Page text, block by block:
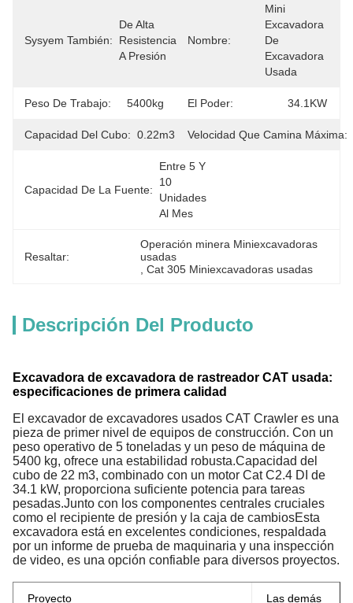
Sysyem También:
De Alta
Resistencia
A Presión
Nombre:
Mini
Excavadora
De
Excavadora
Usada
Peso De Trabajo: 5400kg El Poder: 34.1KW
Capacidad Del Cubo: 0.22m3 Velocidad Que Camina Máxima:
Capacidad De La Fuente:
Entre 5 Y
10
Unidades
Al Mes
Resaltar:
Operación minera Miniexcavadoras
usadas
, Cat 305 Miniexcavadoras usadas
Descripción Del Producto
Excavadora de excavadora de rastreador CAT usada:
especificaciones de primera calidad
El excavador de excavadores usados CAT Crawler es una
pieza de primer nivel de equipos de construcción. Con un
peso operativo de 5 toneladas y un peso de máquina de
5400 kg, ofrece una estabilidad robusta.Capacidad del
cubo de 22 m3, combinado con un motor Cat C2.4 DI de
34.1 kW, proporciona suficiente potencia para tareas
pesadas.Junto con los componentes centrales cruciales
como el recipiente de presión y la caja de cambiosEsta
excavadora está en excelentes condiciones, respaldada
por un informe de prueba de maquinaria y una inspección
de video, es una opción confiable para diversos proyectos.
Proyecto Las demás